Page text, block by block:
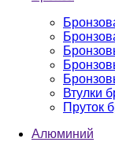
Втулки
Пруток
Алюминий